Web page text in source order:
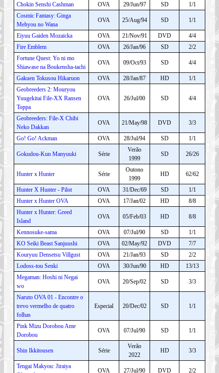
Chokin Senshi Cashman
OVA 29/Jun/97 SD
1/1
Cosmic Fantasy: Ginga
Mehyou no Wana
OVA 25/Aug/94 SD 1/1
Eiyuu Gaiden Mozaicka OVA 21/Nov/91 DVD
4/4
Fire Emblem
OVA 26/Jan/96 SD
2/2
Fortune Quest: Yo ni mo
Shiawase na Boukensha-tachi
OVA 09/Oct/93 SD 4/4
Gakuen Tokusou Hikaruon OVA 28/Jan/87 HD
1/1
Geobreeders 2: Mouryou
Yuugekitai File-XX Ransen
Toppa
OVA 26/Jul/00 SD 4/4
Geobreeders: File-X Chibi
Neko Dakkan
OVA 21/May/98 DVD 3/3
Go! Go! Ackman OVA 28/Jul/94 SD 1/1
Gokudou-Kun Manyuuki Série
Verão
1999
SD 26/26
Hunter x Hunter Série
Outono
1999
HD 62/62
Hunter X Hunter - Pilot OVA 31/Dec/69 SD
1/1
Hunter x Hunter OVA
OVA 17/Jan/02 HD
8/8
Hunter x Hunter: Greed
Island
OVA 05/Feb/03 HD 8/8
Kennosuke-sama OVA 07/Jul/90 SD
1/1
KO Seiki Beast Sanjuushi
OVA 02/May/92 DVD
7/7
Kouryuu Densetsu Villgust
OVA 21/Jan/93 SD
2/2
Lodoss-tou Senki
OVA 30/Jun/90 HD
13/13
Megaman: Hoshi ni Negai
wo
OVA 20/Sep/02 SD 3/3
Naruto OVA 01 - Encontre o
trevo vermelho de quatro
folhas
Especial 20/Dec/02 SD 1/1
Pink Mizu Dorobou Ame
Dorobou
OVA 07/Jul/90 SD 1/1
Shin Ikkitousen Série
Verão
2022
HD 3/3
Tengai Makyou: Jiraiya
OVA 27/Jul/90 DVD 2/2